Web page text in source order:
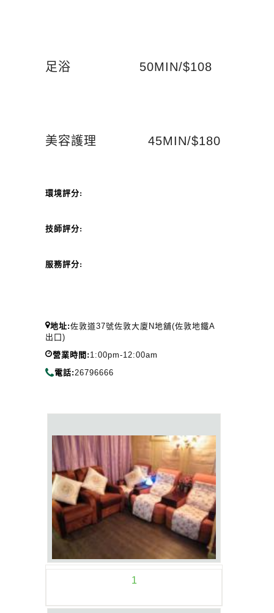
足浴 50MIN/$108
美容護理 45MIN/$180
環境評分:
技師評分:
服務評分:
地址:佐敦道37號佐敦大廈N地舖(佐敦地鐵A
出囗)
營業時間: 1:00pm-12:00am
電話: 26796666
1